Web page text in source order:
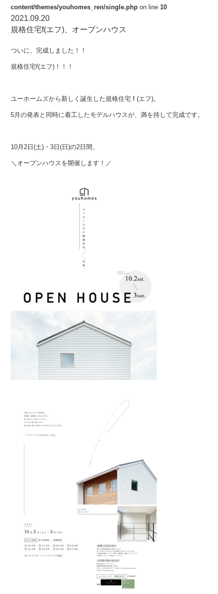
content/themes/youhomes_ren/single.php on line10
2021.09.20
規格住宅f(エフ)、オープンハウス
ついに、完成しました！！
規格住宅f(エフ)！！！
ユーホームズから新しく誕生した規格住宅 f (エフ)。
5月の発表と同時に着工したモデルハウスが、満を持して完成です。
10月2日(土)・3日(日)の2日間、
＼オープンハウスを開催します！／